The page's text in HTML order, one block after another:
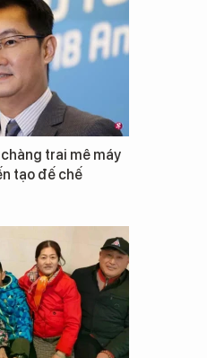
trai mê máy
tạo đế chế